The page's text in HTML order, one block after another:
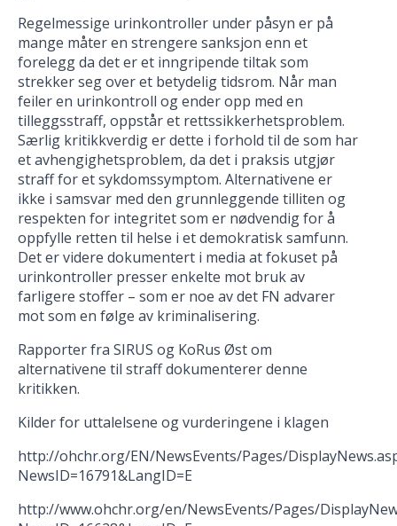
Regelmessige urinkontroller under påsyn er på
mange måter en strengere sanksjon enn et
forelegg da det er et inngripende tiltak som
strekker seg over et betydelig tidsrom. Når man
feiler en urinkontroll og ender opp med en
tilleggsstraff, oppstår et rettssikkerhetsproblem.
Særlig kritikkverdig er dette i forhold til de som har
et avhengighetsproblem, da det i praksis utgjør
straff for et sykdomssymptom. Alternativene er
ikke i samsvar med den grunnleggende tilliten og
respekten for integritet som er nødvendig for å
oppfylle retten til helse i et demokratisk samfunn.
Det er videre dokumentert i media at fokuset på
urinkontroller presser enkelte mot bruk av
farligere stoffer – som er noe av det FN advarer
mot som en følge av kriminalisering.
Rapporter fra SIRUS og KoRus Øst om
alternativene til straff dokumenterer denne
kritikken.
Kilder for uttalelsene og vurderingene i klagen
http://ohchr.org/EN/NewsEvents/Pages/
NewsID=16791&LangID=E
http://www.ohchr.org/en/NewsEvents/Pages/